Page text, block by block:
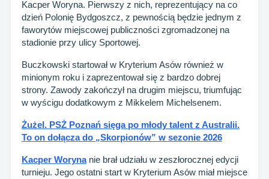
Kacper Woryna. Pierwszy z nich, reprezentujący na co
dzień Polonię Bydgoszcz, z pewnością będzie jednym z
faworytów miejscowej publiczności zgromadzonej na
stadionie przy ulicy Sportowej.
Buczkowski startował w Kryterium Asów również w
minionym roku i zaprezentował się z bardzo dobrej
strony. Zawody zakończył na drugim miejscu, triumfując
w wyścigu dodatkowym z Mikkelem Michelsenem.
Żużel. PSŻ Poznań sięga po młody talent z Australii.
To on dołącza do „Skorpionów” w sezonie 2026
Kacper Worynanie brał udziału w zeszłorocznej edycji
turnieju. Jego ostatni start w Kryterium Asów miał miejsce